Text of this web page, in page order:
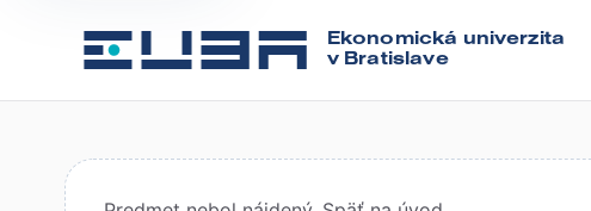
Ekonomická univerzita
v Bratislave